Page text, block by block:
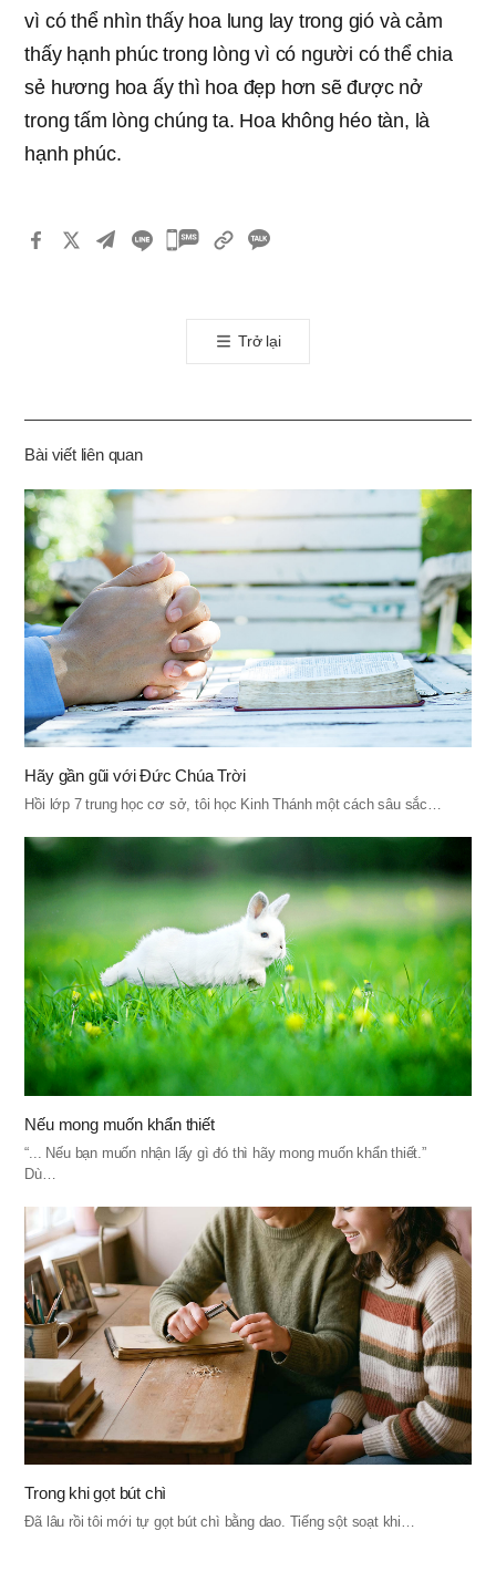
vì có thể nhìn thấy hoa lung lay trong gió và cảm
thấy hạnh phúc trong lòng vì có người có thể chia
sẻ hương hoa ấy thì hoa đẹp hơn sẽ được nở
trong tấm lòng chúng ta. Hoa không héo tàn, là
hạnh phúc.
카
톡
공
기
Trở lại
Bài viết liên quan
Hãy gần gũi với Đức Chúa Trời
Hồi lớp 7 trung học cơ sở, tôi học Kinh Thánh một cách sâu sắc…
Nếu mong muốn khẩn thiết
“... Nếu bạn muốn nhận lấy gì đó thì hãy mong muốn khẩn thiết.”
Dù…
Trong khi gọt bút chì
Đã lâu rồi tôi mới tự gọt bút chì bằng dao. Tiếng sột soạt khi…